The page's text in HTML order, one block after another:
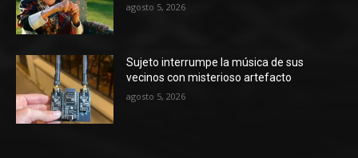
agosto 5, 2026
Sujeto interrumpe la música de sus
vecinos con misterioso artefacto
agosto 5, 2026